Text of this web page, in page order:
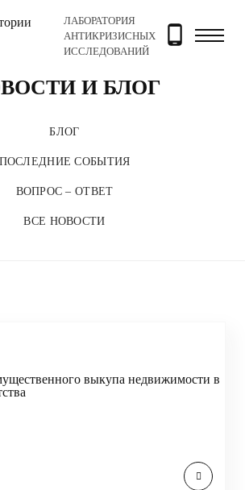
ЛАБОРАТОРИЯ
АНТИКРИЗИСНЫХ
ИССЛЕДОВАНИЙ
и блог
И БЛОГ
БЛОГ
ПОСЛЕДНИЕ СОБЫТИЯ
ВОПРОС – ОТВЕТ
ВСЕ НОВОСТИ